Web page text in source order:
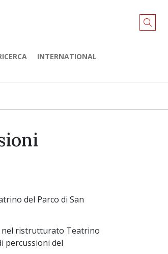
INTERNATIONAL
del Parco di San
nel ristrutturato Teatrino
percussioni del